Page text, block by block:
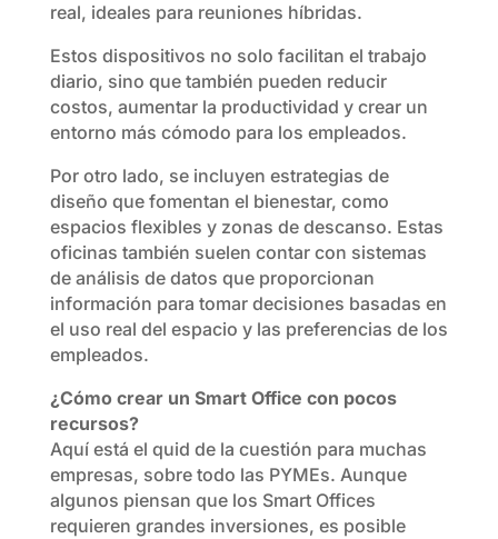
real, ideales para reuniones híbridas.
Estos dispositivos no solo facilitan el trabajo
diario, sino que también pueden reducir
costos, aumentar la productividad y crear un
entorno más cómodo para los empleados.
Por otro lado, se incluyen estrategias de
diseño que fomentan el bienestar, como
espacios flexibles y zonas de descanso. Estas
oficinas también suelen contar con sistemas
de análisis de datos que proporcionan
información para tomar decisiones basadas en
el uso real del espacio y las preferencias de los
empleados.
¿Cómo crear un Smart Office con pocos
recursos?
Aquí está el quid de la cuestión para muchas
empresas, sobre todo las PYMEs. Aunque
algunos piensan que los Smart Offices
requieren grandes inversiones, es posible